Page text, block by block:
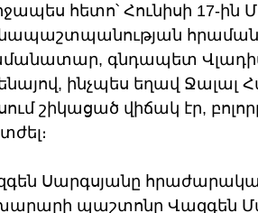
հետո՝ Հունիսի 17-
գնդապետ
ինչպես եղավ Ջալալ
շիկացած վիճակ էր,
Սարգսյանը
պաշտոնը Վազգեն